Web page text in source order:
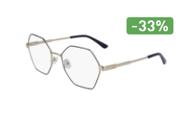
-33%